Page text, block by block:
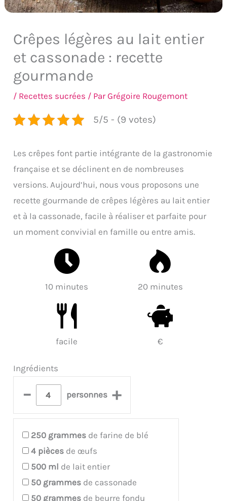
Crêpes légères au lait entier
et cassonade : recette
gourmande
/ Recettes sucrées / ParGrégoire Rougemont
5/5 - (9 votes)
Les crêpes font partie intégrante de la gastronomie
française et se déclinent en de nombreuses
versions. Aujourd’hui, nous vous proposons une
recette gourmande de crêpes légères au lait entier
et à la cassonade, facile à réaliser et parfaite pour
un moment convivial en famille ou entre amis.
10 minutes 20 minutes
facile €
Ingrédients
– personnes +
250 grammes de farine de blé
4 pièces de œufs
500 ml de lait entier
50 grammes de cassonade
50 grammes de beurre fondu